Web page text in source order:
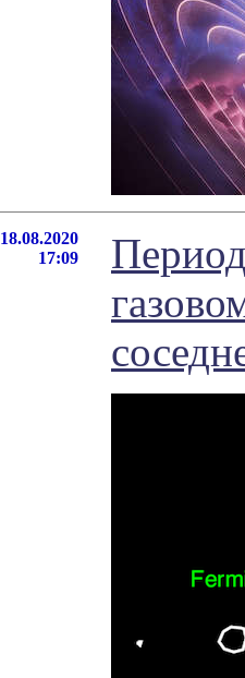
18.08.2020
17:09